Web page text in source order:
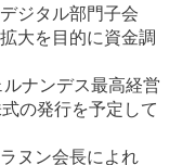
ジタル部門子会
大を目的に資金調
ナンデス最高経営
の発行を予定して
ヌン会長によれ